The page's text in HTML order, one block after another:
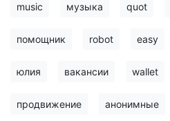
music музыка quot
помощник robot easy
юлия вакансии wallet
продвижение анонимные